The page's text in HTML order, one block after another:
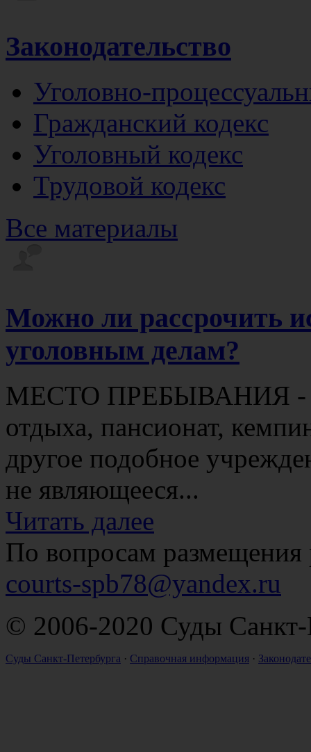
Законодательство
Уголовно-
Гражданский кодекс
Уголовный кодекс
Трудовой кодекс
Все материалы
Можно ли рассрочить
уголовным делам?
МЕСТО ПРЕБЫВАНИЯ -
отдыха, пансионат,
другое подобное
не являющееся...
Читать далее
По вопросам размещения
courts-spb78@yandex.ru
© 2006-2020 Суды Санкт-
Суды Санкт-Петербурга · Справочная информация ·